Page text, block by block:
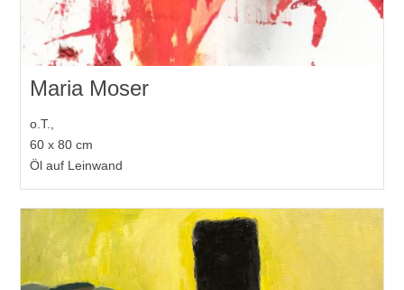
Maria Moser
o.T.,
60 x 80 cm
Öl auf Leinwand